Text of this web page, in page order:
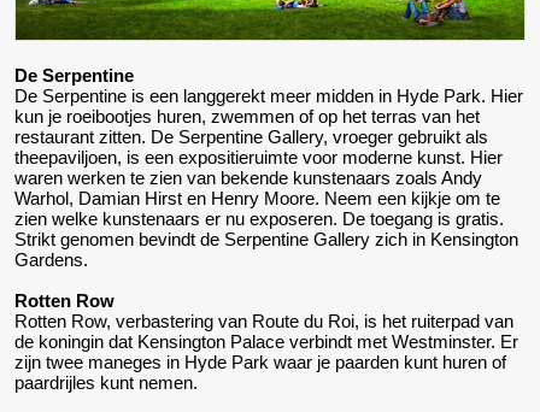
De Serpentine
De Serpentine is een langgerekt meer midden in Hyde Park. Hier
kun je roeibootjes huren, zwemmen of op het terras van het
restaurant zitten. De Serpentine Gallery, vroeger gebruikt als
theepaviljoen, is een expositieruimte voor moderne kunst. Hier
waren werken te zien van bekende kunstenaars zoals Andy
Warhol, Damian Hirst en Henry Moore. Neem een kijkje om te
zien welke kunstenaars er nu exposeren. De toegang is gratis.
Strikt genomen bevindt de Serpentine Gallery zich in Kensington
Gardens.
Rotten Row
Rotten Row, verbastering van Route du Roi, is het ruiterpad van
de koningin dat Kensington Palace verbindt met Westminster. Er
zijn twee maneges in Hyde Park waar je paarden kunt huren of
paardrijles kunt nemen.